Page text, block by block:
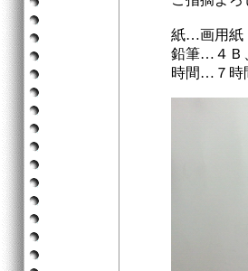
紙…画用紙
鉛筆…４Ｂ
時間…７時